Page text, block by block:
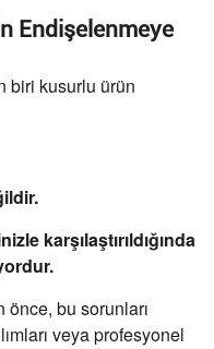
Endişelenmeye
biri kusurlu ürün
karşılaştırıldığında
bu sorunları
veya profesyonel